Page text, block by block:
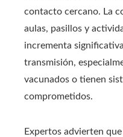
contacto cercano. La
aulas, pasillos y
incrementa
transmisión,
vacunados o tienen
comprometidos.
Expertos advierten